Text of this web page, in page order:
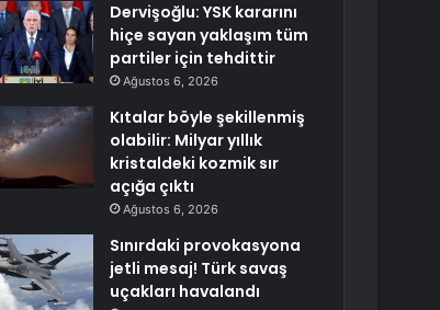
Dervişoğlu: YSK kararını
hiçe sayan yaklaşım tüm
partiler için tehdittir
Ağustos 6, 2026
Kıtalar böyle şekillenmiş
olabilir: Milyar yıllık
kristaldeki kozmik sır
açığa çıktı
Ağustos 6, 2026
Sınırdaki provokasyona
jetli mesaj! Türk savaş
uçakları havalandı